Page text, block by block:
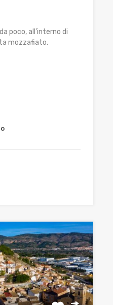
poco, all’interno di
mozzafiato.